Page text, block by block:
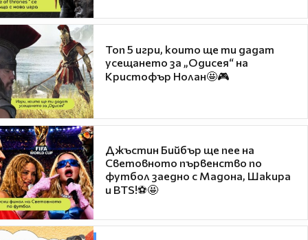
Топ 5 игри, които ще ти дадат
усещането за „Одисея“ на
Кристофър Нолан🤩🎮
Джъстин Бийбър ще пее на
Световното първенство по
футбол заедно с Мадона, Шакира
и BTS!⚽🤩